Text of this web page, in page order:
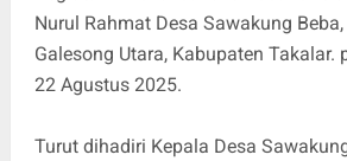
Nurul Rahmat Desa Sawakung
Galesong Utara, Kabupaten Takalar.
22 Agustus 2025.
Turut dihadiri Kepala Desa